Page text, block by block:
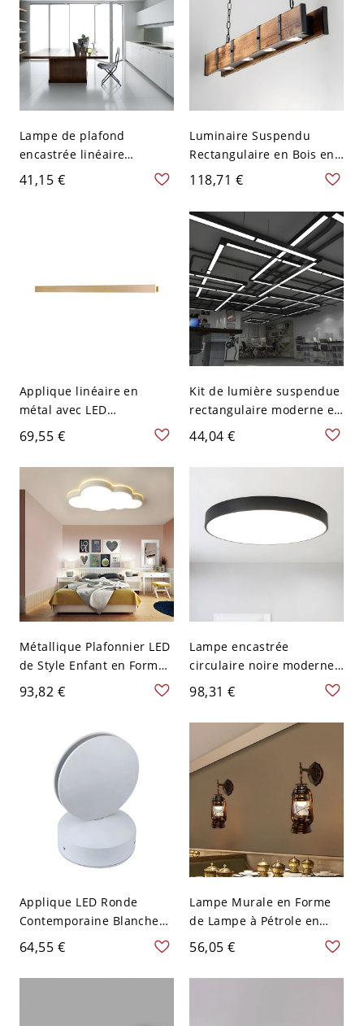
Lampe de plafond
encastrée linéaire
contemporaine en
aluminium noir avec
41,15 €
Luminaire Suspendu
Rectangulaire en Bois en
Brun Lampe de Plafond
LED Style Industriel - Brun
110 V-120 V
118,71 €
Applique linéaire en
métal avec LED
minimaliste dorée montée
au mur en lumière
blanche
69,55 €
Kit de lumière suspendue
rectangulaire moderne en
acrylique LED pour
éclairage vers le bas de
gymnase en noir - 110 V-
44,04 €
Métallique Plafonnier LED
de Style Enfant en Forme
de Nuage Blanc Luminaire
Affleurant pour Chambre
cm Blanc
93,82 €
Lampe encastrée
circulaire noire moderne
LED, plafonnier en
acrylique avec lumière
blanche, 9" de large, 2" de
98,31 €
Applique LED Ronde
Contemporaine Blanche
en Métal Luminaire Mural
pour Couloir - Montage
Encastré 110 V-120 V
64,55 €
Lampe Murale en Forme
de Lampe à Pétrole en
Cuivre Rouge Vieilli
Métallique Applique LED à
1 Tête Style Industriel -
56,05 €